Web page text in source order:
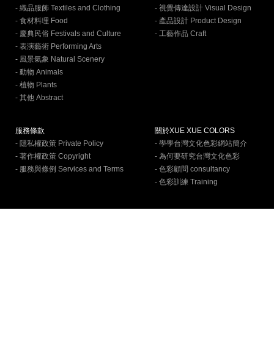
- 織品服飾 Textiles and Clothing
- 食材料理 Food
- 慶典民俗 Festivals and Culture
- 表演藝術 Performing Arts
- 風景氣象 Natural Scenery
- 動物 Animals
- 植物 Plants
- 其他 Abstract
- 視覺傳達設計 Visual Design
- 產品設計 Product Design
- 工藝作品 Craft
服務條款
- 隱私權政策 Private Policy
- 著作權政策 Copyright
- 服務與條例 Services and Terms
關於XUE XUE COLORS
- 學學台灣文化色彩網站簡介
- 為何要研究台灣文化色彩
- 色彩顧問 consultancy
- 色彩訓練 Training